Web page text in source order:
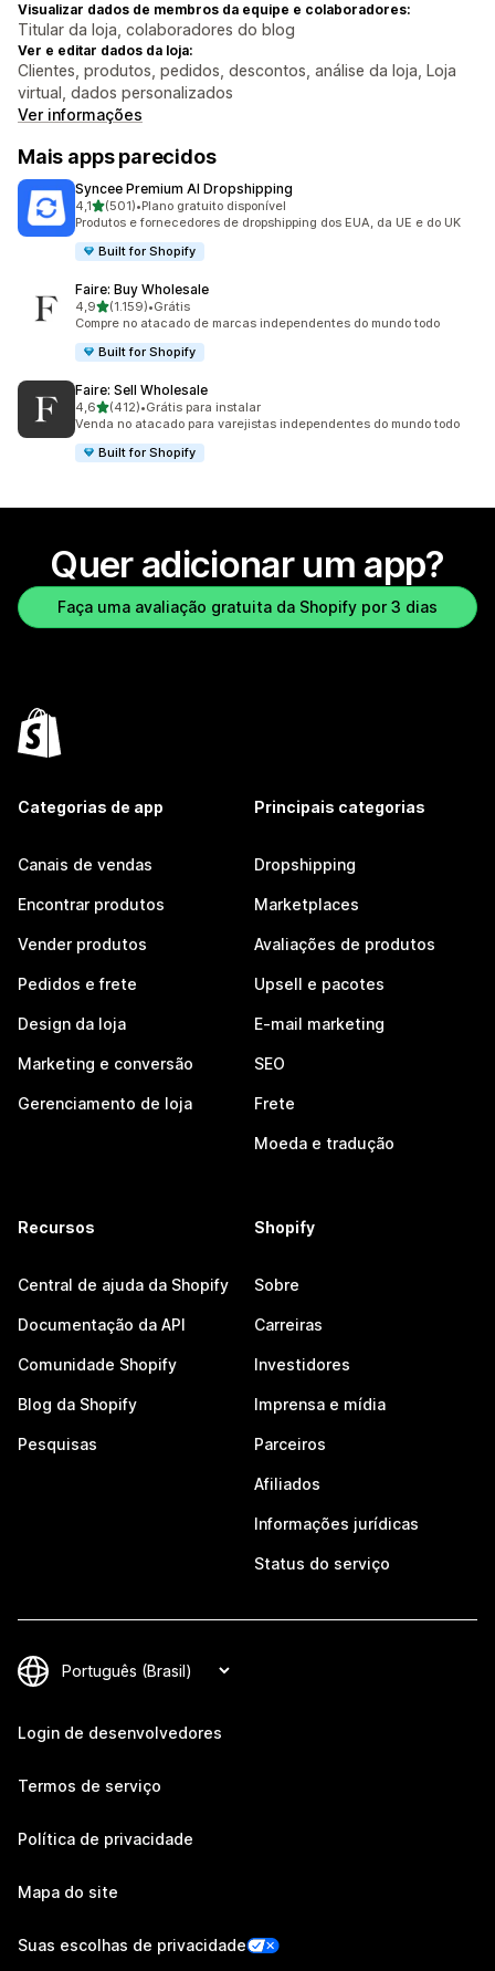
Visualizar dados de membros da equipe e colaboradores:
Titular da loja, colaboradores do blog
Ver e editar dados da loja:
Clientes, produtos, pedidos, descontos, análise da loja, Loja
virtual, dados personalizados
Ver informações
Mais apps parecidos
Syncee Premium AI Dropshipping
4,1de 5 estrelas
(501)
501 avaliações ao todo
•Plano gratuito disponível
Produtos e fornecedores de dropshipping dos EUA, da UE e do UK
Built for Shopify
Faire: Buy Wholesale
4,9de 5 estrelas
(1.159)
1159 avaliações ao todo
•Grátis
Compre no atacado de marcas independentes do mundo todo
Built for Shopify
Faire: Sell Wholesale
4,6de 5 estrelas
(412)
412 avaliações ao todo
•Grátis para instalar
Venda no atacado para varejistas independentes do mundo todo
Built for Shopify
Quer adicionar um app?
Faça uma avaliação gratuita da Shopify por 3 dias
Categorias de app
Canais de vendas
Encontrar produtos
Vender produtos
Pedidos e frete
Design da loja
Marketing e conversão
Gerenciamento de loja
Principais categorias
Dropshipping
Marketplaces
Avaliações de produtos
Upsell e pacotes
E-mail marketing
SEO
Frete
Moeda e tradução
Recursos
Central de ajuda da Shopify
Documentação da API
Comunidade Shopify
Blog da Shopify
Pesquisas
Shopify
Sobre
Carreiras
Investidores
Imprensa e mídia
Parceiros
Afiliados
Informações jurídicas
Status do serviço
Login de desenvolvedores
Termos de serviço
Política de privacidade
Mapa do site
Suas escolhas de privacidade